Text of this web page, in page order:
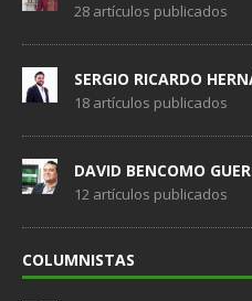
28 artículos publicados
SERGIO RICARDO
18 artículos publicados
DAVID BENCOMO
12 artículos publicados
COLUMNISTAS